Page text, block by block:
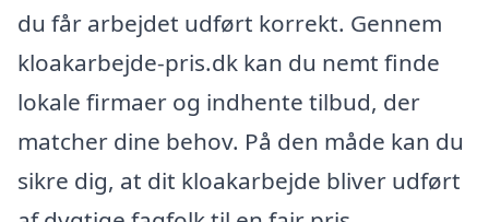
du får arbejdet udført korrekt. Gennem
kloakarbejde-pris.dk kan du nemt finde
lokale firmaer og indhente tilbud, der
matcher dine behov. På den måde kan du
sikre dig, at dit kloakarbejde bliver udført